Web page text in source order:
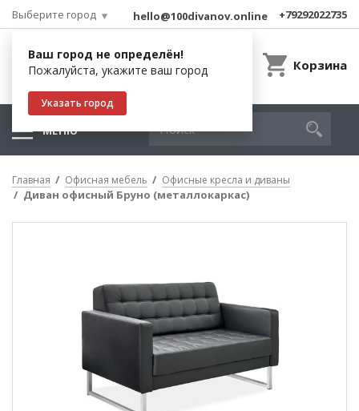
Выберите город
Ваш город не определён!
Пожалуйста, укажите ваш город
Указать город
hello@100divanov.online +79292022735
Корзина
МЕНЮ
Главная Офисная мебель Офисные кресла и диваны
Диван офисный Бруно (металлокаркас)